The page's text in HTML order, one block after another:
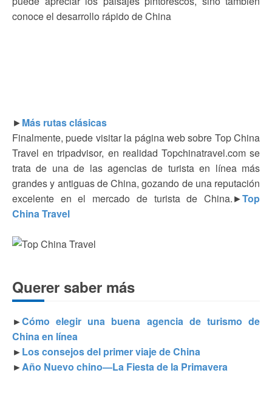
conoce el desarrollo rápido de China
►Más rutas clásicas
Finalmente, puede visitar la página web sobre Top China
Travel en tripadvisor, en realidad Topchinatravel.com se
trata de una de las agencias de turista en línea más
grandes y antiguas de China, gozando de una reputación
excelente en el mercado de turista de China.►Top
China Travel
Querer saber más
►Cómo elegir una buena agencia de turismo de
China en línea
►Los consejos del primer viaje de China
►Año Nuevo chino—La Fiesta de la Primavera